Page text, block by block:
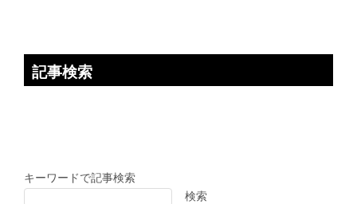
記事検索
キーワードで記事検索
検索